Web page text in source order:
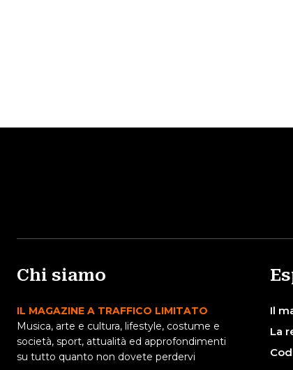
Chi siamo
IL MAGAZINE A TRAFFICO LIMITATO
Musica, arte e cultura, lifestyle, costume e
società, sport, attualità ed approfondimenti
su tutto quanto non dovete perdervi
Il
La